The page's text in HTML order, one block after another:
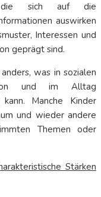
die sich auf die
auswirken
Interessen und
geprägt sind.
was in sozialen
und im Alltag
Manche Kinder
und wieder andere
Themen oder
Stärken